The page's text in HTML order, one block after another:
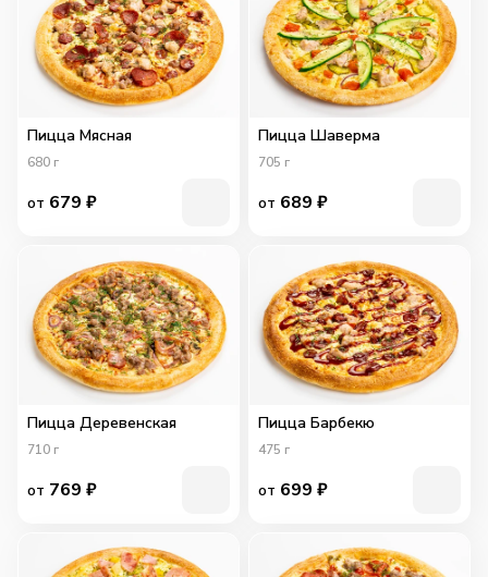
Пицца Мясная
680 г
от 679 ₽
Пицца Шаверма
705 г
от 689 ₽
Пицца Деревенская
710 г
от 769 ₽
Пицца Барбекю
475 г
от 699 ₽